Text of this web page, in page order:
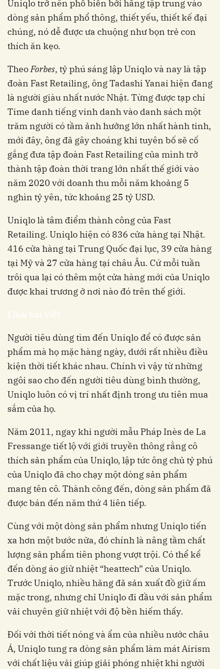
Uniqlo trở nên phổ biến bởi hãng tập trung vào
dòng sản phẩm phổ thông, thiết yếu, thiết kế đại
chúng, nó dễ được ưa chuộng như bọn trẻ con
thích ăn kẹo.
TheoForbes, tỷ phú sáng lập Uniqlo và nay là tập
đoàn Fast Retailing, ông Tadashi Yanai hiện đang
là người giàu nhất nước Nhật. Từng được tạp chí
Time danh tiếng vinh danh vào danh sách một
trăm người có tầm ảnh hưởng lớn nhất hành tinh,
mới đây, ông đã gây choáng khi tuyên bố sẽ cố
gắng đưa tập đoàn Fast Retailing của mình trở
thành tập đoàn thời trang lớn nhất thế giới vào
năm 2020 với doanh thu mỗi năm khoảng 5
nghìn tỷ yên, tức khoảng 25 tỷ USD.
Uniqlo là tâm điểm thành công của Fast
Retailing. Uniqlo hiện có 836 cửa hàng tại Nhật.
416 cửa hàng tại Trung Quốc đại lục, 39 cửa hàng
tại Mỹ và 27 cửa hàng tại châu Âu. Cứ mỗi tuần
trôi qua lại có thêm một cửa hàng mới của Uniqlo
được khai trương ở nơi nào đó trên thế giới.
Người tiêu dùng tìm đến Uniqlo để có được sản
phẩm mà họ mặc hàng ngày, dưới rất nhiều điều
kiện thời tiết khác nhau. Chính vì vậy từ những
ngôi sao cho đến người tiêu dùng bình thường,
Uniqlo luôn có vị trí nhất định trong ưu tiên mua
sắm của họ.
Năm 2011, ngay khi người mẫu Pháp Inès de La
Fressange tiết lộ với giới truyền thông rằng cô
thích sản phẩm của Uniqlo, lập tức ông chủ tỷ phú
của Uniqlo đã cho chạy một dòng sản phẩm
mang tên cô. Thành công đến, dòng sản phẩm đã
được bán đến năm thứ 4 liên tiếp.
Cùng với một dòng sản phẩm nhưng Uniqlo tiến
xa hơn một bước nữa, đó chính là nâng tầm chất
lượng sản phẩm tiên phong vượt trội. Có thể kể
đến dòng áo giữ nhiệt “heattech” của Uniqlo.
Trước Uniqlo, nhiều hãng đã sản xuất đồ giữ ấm
mặc trong, nhưng chỉ Uniqlo đi đầu với sản phẩm
vải chuyên giữ nhiệt với độ bền hiếm thấy.
Đối với thời tiết nóng và ẩm của nhiều nước châu
Á, Uniqlo tung ra dòng sản phẩm làm mát Airism
với chất liệu vải giúp giải phóng nhiệt khi người